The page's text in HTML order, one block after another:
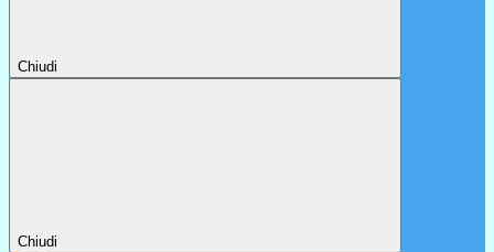
Chiudi
Chiudi